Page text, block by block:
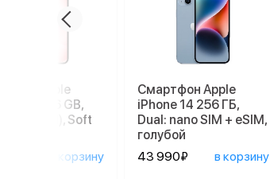
Apple
17e 256 GB,
(eSIM), Soft
в корзину
Смартфон Apple
iPhone 14 256 ГБ,
Dual: nano SIM + eSIM,
голубой
43 990₽
в корзину